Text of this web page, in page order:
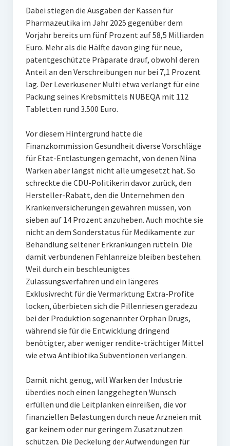
Dabei stiegen die Ausgaben der Kassen für
Pharmazeutika im Jahr 2025 gegenüber dem
Vorjahr bereits um fünf Prozent auf 58,5 Milliarden
Euro. Mehr als die Hälfte davon ging für neue,
patentgeschützte Präparate drauf, obwohl deren
Anteil an den Verschreibungen nur bei 7,1 Prozent
lag. Der Leverkusener Multi etwa verlangt für eine
Packung seines Krebsmittels NUBEQA mit 112
Tabletten rund 3.500 Euro.
Vor diesem Hintergrund hatte die
Finanzkommission Gesundheit diverse Vorschläge
für Etat-Entlastungen gemacht, von denen Nina
Warken aber längst nicht alle umgesetzt hat. So
schreckte die CDU-Politikerin davor zurück, den
Hersteller-Rabatt, den die Unternehmen den
Krankenversicherungen gewähren müssen, von
sieben auf 14 Prozent anzuheben. Auch mochte sie
nicht an dem Sonderstatus für Medikamente zur
Behandlung seltener Erkrankungen rütteln. Die
damit verbundenen Fehlanreize bleiben bestehen.
Weil durch ein beschleunigtes
Zulassungsverfahren und ein längeres
Exklusivrecht für die Vermarktung Extra-Profite
locken, überbieten sich die Pillenriesen geradezu
bei der Produktion sogenannter Orphan Drugs,
während sie für die Entwicklung dringend
benötigter, aber weniger rendite-trächtiger Mittel
wie etwa Antibiotika Subventionen verlangen.
Damit nicht genug, will Warken der Industrie
überdies noch einen langgehegten Wunsch
erfüllen und die Leitplanken einreißen, die vor
finanziellen Belastungen durch neue Arzneien mit
gar keinem oder nur geringem Zusatznutzen
schützen. Die Deckelung der Aufwendungen für